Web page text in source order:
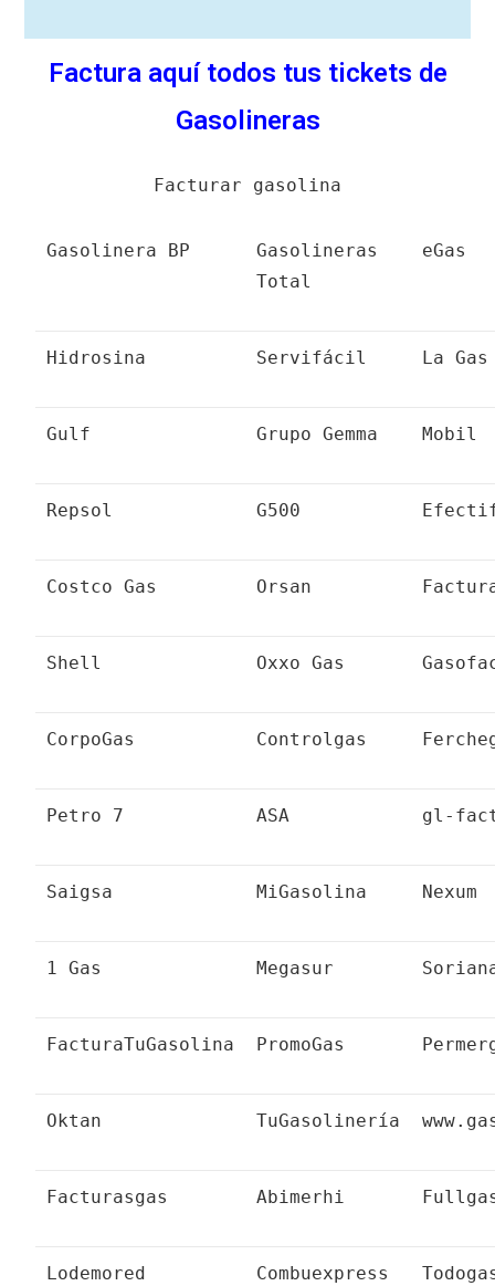
Factura aquí todos tus tickets de
Gasolineras
Facturar gasolina
Gasolinera BP
Gasolineras
Total
eGas
Hidrosina Servifácil La Gas
Gulf Grupo Gemma Mobil
Repsol G500
Costco Gas Orsan
Shell Oxxo Gas
CorpoGas Controlgas
Petro 7 ASA gl-
Saigsa MiGasolina Nexum
1 Gas Megasur
FacturaTuGasolina PromoGas
Oktan TuGasolinería
Facturasgas Abimerhi
Lodemored Combuexpress